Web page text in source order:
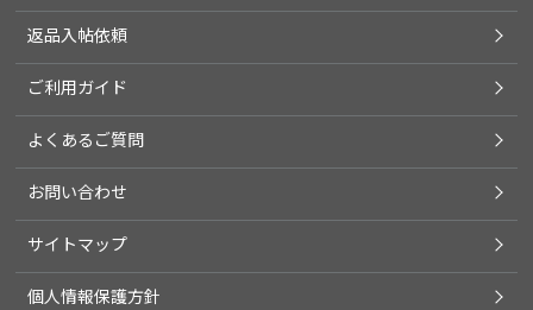
返品入帖依頼
ご利用ガイド
よくあるご質問
お問い合わせ
サイトマップ
個人情報保護方針